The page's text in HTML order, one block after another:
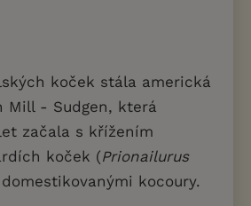
koček stála americká
Mill - Sudgen, která
začala s křížením
koček (Prionailurus
kocoury.